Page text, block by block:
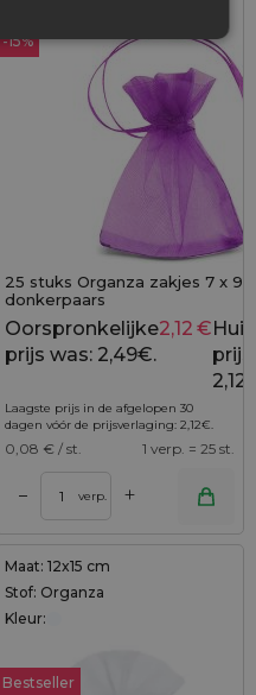
-15%
25 stuks Organza zakjes 7 x 9
donkerpaars
Oorspronkelijke
prijs was: 2,49€.
2,12 €
prijs
Laagste prijs in de afgelopen 30
dagen vóór de prijsverlaging:2,12€.
0,08 € / st. 1 verp. = 25 st.
– verp. +
Maat: 12x15 cm
Stof: Organza
Kleur:
Bestseller